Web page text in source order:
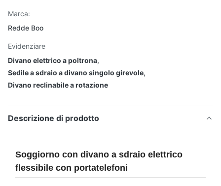
Marca:
Redde Boo
Evidenziare
Divano elettrico a poltrona,
Sedile a sdraio a divano singolo girevole,
Divano reclinabile a rotazione
Descrizione di prodotto
Soggiorno con divano a sdraio elettrico
flessibile con portatelefoni